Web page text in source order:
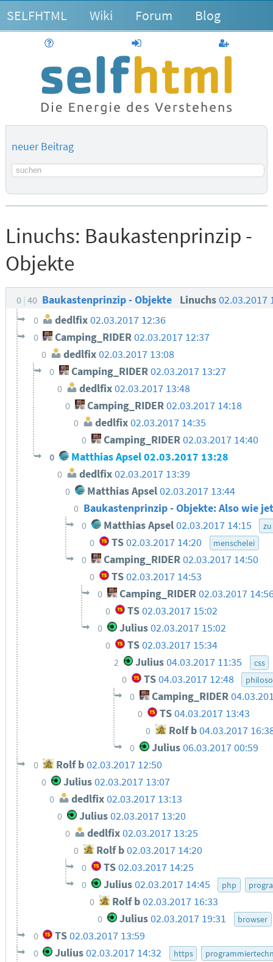
SELFHTML Wiki Forum Blog
anmelden
neuer Beitrag
Suchbegriff
Linuchs: Baukastenprinzip -
Objekte
0 40 Baukastenprinzip - Objekte Linuchs02.03.2017
0 dedlfix02.03.2017 12:36
0 Camping_RIDER02.03.2017 12:37
0 dedlfix 02.03.2017 13:08
0 Camping_RIDER02.03.2017 13:27
0 dedlfix02.03.2017 13:48
0 Camping_RIDER02.03.2017 14:18
0 dedlfix02.03.2017 14:35
0 Camping_RIDER 02.03.2017 14:40
0 Matthias Apsel02.03.2017 13:28
0 dedlfix02.03.2017 13:39
0 Matthias Apsel02.03.2017 13:44
0 Baukastenprinzip - Objekte: Also wie
0 Matthias Apsel 02.03.2017 14:15
0 TS02.03.2017 14:20 menschelei
0 Camping_RIDER 02.03.2017 14:50
0 TS02.03.2017 14:53
0 Camping_RIDER02.03.2017
0 TS02.03.2017 15:02
0 Julius02.03.2017 15:02
0 TS02.03.2017 15:34
2 Julius04.03.2017 11:35 css
0 TS 04.03.2017 12:48
0 Camping_RIDER
0 TS04.03.2017 13:43
0 Rolf b04.03.2017
0 Julius06.03.2017 00:59
0 Rolf b02.03.2017 12:50
0 Julius 02.03.2017 13:07
0 dedlfix02.03.2017 13:13
0 Julius02.03.2017 13:20
0 dedlfix02.03.2017 13:25
0 Rolf b02.03.2017 14:20
0 TS 02.03.2017 14:25
0 Julius 02.03.2017 14:45 php
0 Rolf b 02.03.2017 16:33
0 Julius02.03.2017 19:31 browser
0 TS02.03.2017 13:59
0 Julius02.03.2017 14:32 https